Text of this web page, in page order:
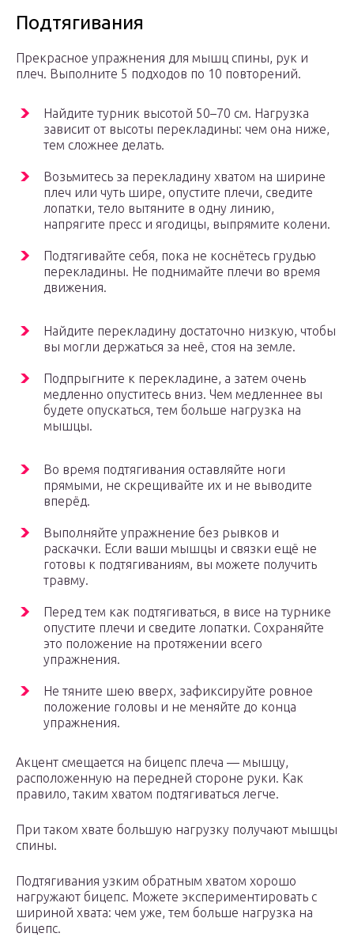
Подтягивания
Прекрасное упражнения для мышц спины, рук и
плеч. Выполните 5 подходов по 10 повторений.
Найдите турник высотой 50–70 см. Нагрузка
зависит от высоты перекладины: чем она ниже,
тем сложнее делать.
Возьмитесь за перекладину хватом на ширине
плеч или чуть шире, опустите плечи, сведите
лопатки, тело вытяните в одну линию,
напрягите пресс и ягодицы, выпрямите колени.
Подтягивайте себя, пока не коснётесь грудью
перекладины. Не поднимайте плечи во время
движения.
Найдите перекладину достаточно низкую, чтобы
вы могли держаться за неё, стоя на земле.
Подпрыгните к перекладине, а затем очень
медленно опуститесь вниз. Чем медленнее вы
будете опускаться, тем больше нагрузка на
мышцы.
Во время подтягивания оставляйте ноги
прямыми, не скрещивайте их и не выводите
вперёд.
Выполняйте упражнение без рывков и
раскачки. Если ваши мышцы и связки ещё не
готовы к подтягиваниям, вы можете получить
травму.
Перед тем как подтягиваться, в висе на турнике
опустите плечи и сведите лопатки. Сохраняйте
это положение на протяжении всего
упражнения.
Не тяните шею вверх, зафиксируйте ровное
положение головы и не меняйте до конца
упражнения.
Акцент смещается на бицепс плеча — мышцу,
расположенную на передней стороне руки. Как
правило, таким хватом подтягиваться легче.
При таком хвате большую нагрузку получают мышцы
спины.
Подтягивания узким обратным хватом хорошо
нагружают бицепс. Можете экспериментировать с
шириной хвата: чем уже, тем больше нагрузка на
бицепс.